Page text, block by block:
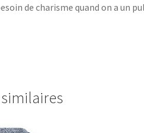
de charisme quand on a un